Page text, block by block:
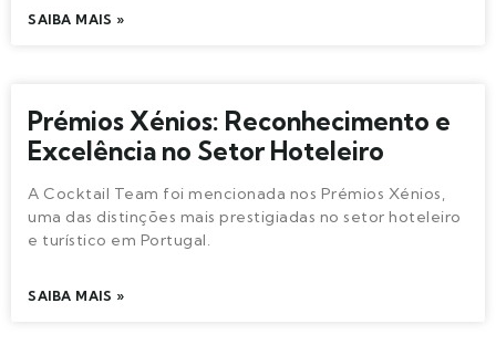
SAIBA MAIS »
Prémios Xénios: Reconhecimento e
Excelência no Setor Hoteleiro
A Cocktail Team foi mencionada nos Prémios Xénios,
uma das distinções mais prestigiadas no setor hoteleiro
e turístico em Portugal.
SAIBA MAIS »